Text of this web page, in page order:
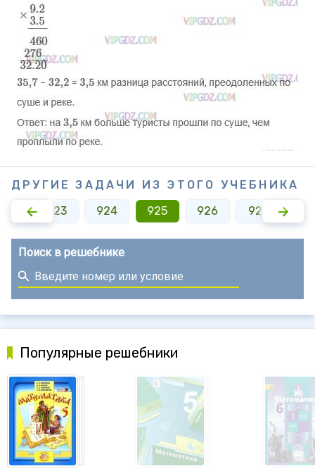
ДРУГИЕ ЗАДАЧИ ИЗ ЭТОГО УЧЕБНИКА
923 924 925 926 927
Поиск в решебнике
Популярные решебники